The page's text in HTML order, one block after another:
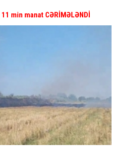
11 min manat CƏRİMƏLƏNDİ